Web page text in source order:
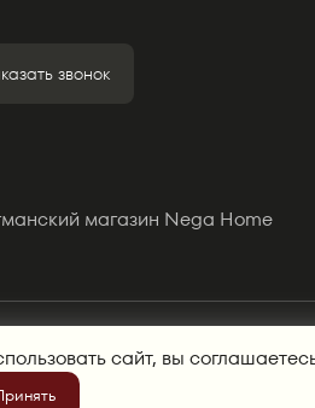
звонок
магазин Nega Home
в Екатеринбурге,
Копирование информации с
сайт, вы